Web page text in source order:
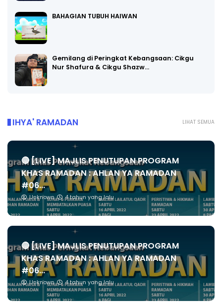
BAHAGIAN TUBUH HAIWAN
Gemilang di Peringkat Kebangsaan: Cikgu
Nur Shafura & Cikgu Shazw…
LIHAT SEMUA
IHYA' RAMADAN
🔴 [LIVE] MAJLIS PENUTUPAN PROGRAM
KHAS RAMADAN : AHLAN YA RAMADAN
#06...
Unknown 4 tahun yang lalu
🔴 [LIVE] MAJLIS PENUTUPAN PROGRAM
KHAS RAMADAN : AHLAN YA RAMADAN
#06...
Unknown 4 tahun yang lalu